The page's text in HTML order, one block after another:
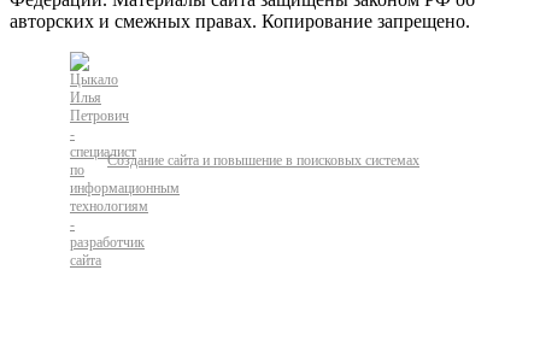
авторских и смежных правах. Копирование запрещено.
Создание сайта и повышение в поисковых системах